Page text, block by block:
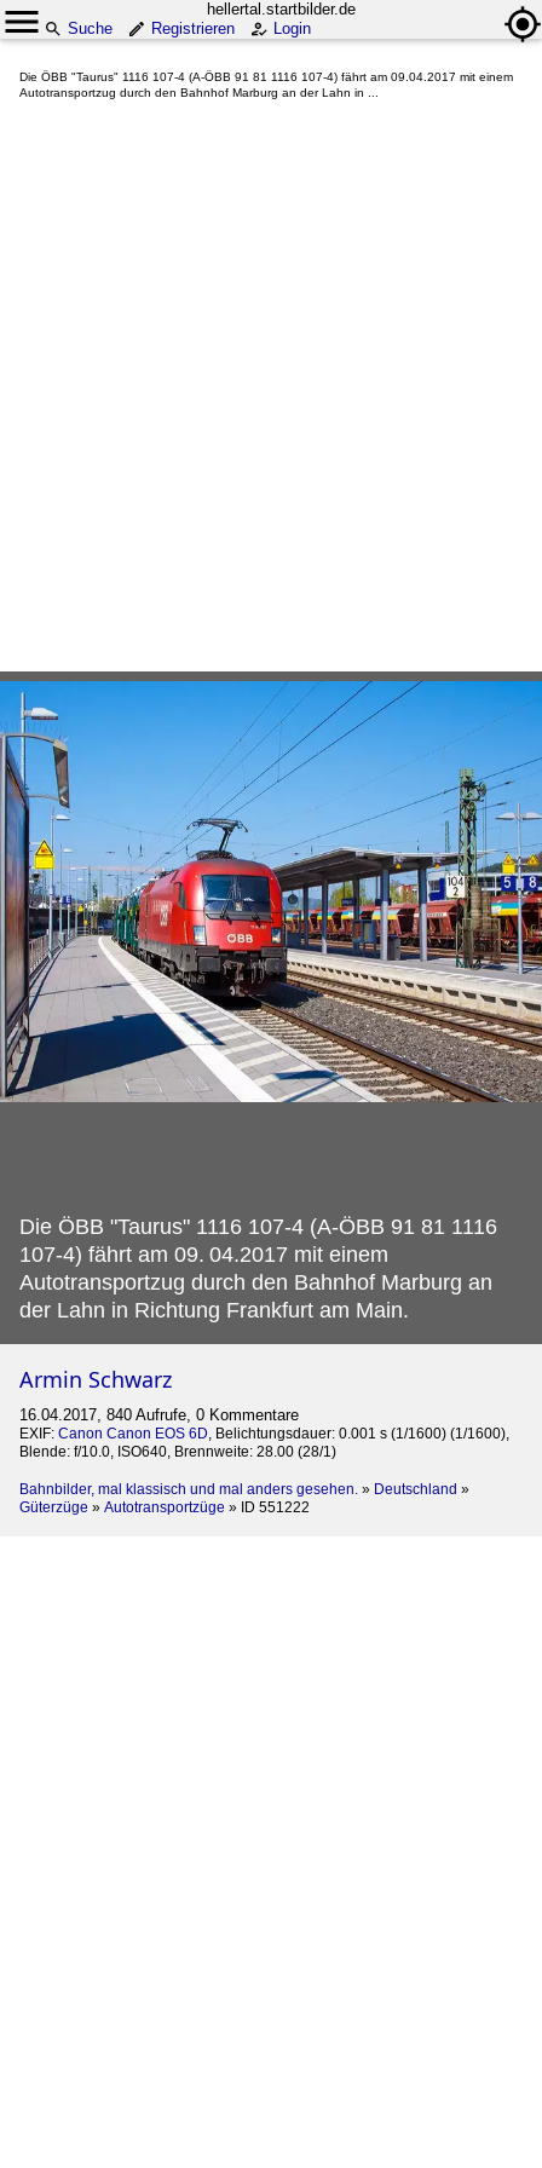
hellertal.startbilder.de
Suche
Registrieren Login
Die ÖBB "Taurus" 1116 107-4 (A-ÖBB 91 81 1116 107-4) fährt am 09.04.2017 mit einem
Autotransportzug durch den Bahnhof Marburg an der Lahn in ...
Die ÖBB "Taurus" 1116 107-4 (A-ÖBB 91 81 1116
107-4) fährt am 09. 04.2017 mit einem
Autotransportzug durch den Bahnhof Marburg an
der Lahn in Richtung Frankfurt am Main.
Armin Schwarz
16.04.2017, 840 Aufrufe, 0 Kommentare
EXIF: Canon Canon EOS 6D, Belichtungsdauer: 0.001 s (1/1600) (1/1600),
Blende: f/10.0, ISO640, Brennweite: 28.00 (28/1)
Bahnbilder, mal klassisch und mal anders gesehen. » Deutschland »
Güterzüge » Autotransportzüge » ID 551222